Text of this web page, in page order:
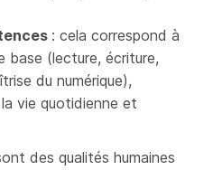
: cela correspond à
base (lecture, écriture,
du numérique),
vie quotidienne et
des qualités humaines